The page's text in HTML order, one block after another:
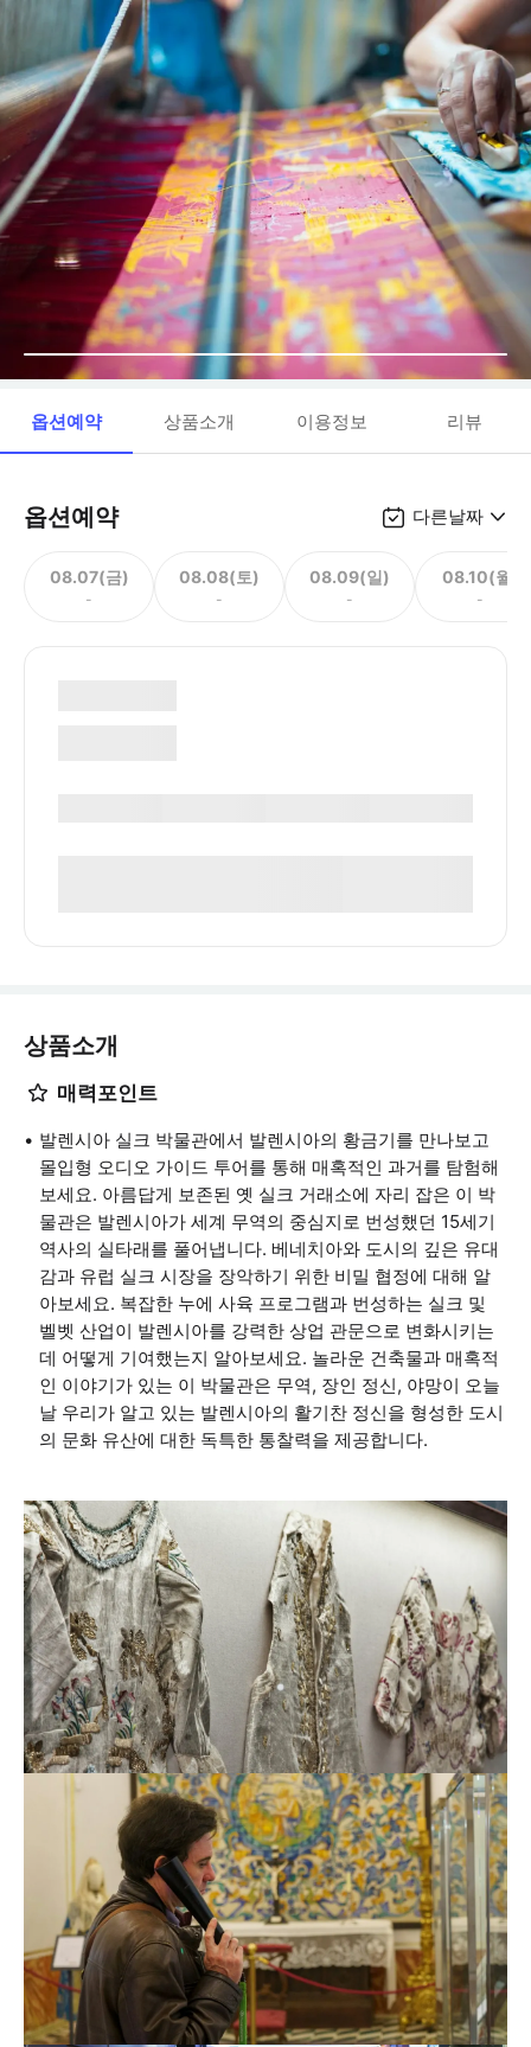
옵션예약 상품소개 이용정보 리뷰
옵션예약 다른날짜
08.07(금)
-
08.08(토)
-
08.09(일)
-
08.10(월)
-
상품소개
매력포인트
발렌시아 실크 박물관에서 발렌시아의 황금기를 만나보고
몰입형 오디오 가이드 투어를 통해 매혹적인 과거를 탐험해
보세요. 아름답게 보존된 옛 실크 거래소에 자리 잡은 이 박
물관은 발렌시아가 세계 무역의 중심지로 번성했던 15세기
역사의 실타래를 풀어냅니다. 베네치아와 도시의 깊은 유대
감과 유럽 실크 시장을 장악하기 위한 비밀 협정에 대해 알
아보세요. 복잡한 누에 사육 프로그램과 번성하는 실크 및
벨벳 산업이 발렌시아를 강력한 상업 관문으로 변화시키는
데 어떻게 기여했는지 알아보세요. 놀라운 건축물과 매혹적
인 이야기가 있는 이 박물관은 무역, 장인 정신, 야망이 오늘
날 우리가 알고 있는 발렌시아의 활기찬 정신을 형성한 도시
의 문화 유산에 대한 독특한 통찰력을 제공합니다.